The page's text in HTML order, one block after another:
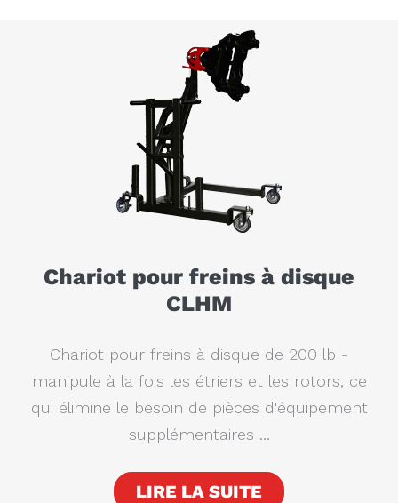
Chariot pour freins à disque
CLHM
Chariot pour freins à disque de 200 lb -
manipule à la fois les étriers et les rotors, ce
qui élimine le besoin de pièces d'équipement
supplémentaires ...
LIRE LA SUITE